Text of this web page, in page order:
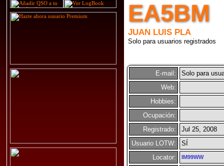
EA5BM
JUAN LUIS PLA
Solo para usuarios registrados
E-mail:
Solo para
Web:
Hobbies:
Ocupación:
Registrado:
Jul 25, 2008
Usuario LOTW:
SÍ
Locator:
IM99WW